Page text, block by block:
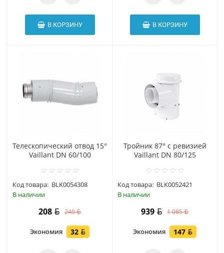
В КОРЗИНУ В КОРЗИНУ
Телескопический отвод 15°
Vaillant DN 60/100
Код товара: BLK0054308
В наличии
208 240
Экономия 32
Тройник 87° с ревизией
Vaillant DN 80/125
Код товара: BLK0052421
В наличии
939 1 085
Экономия 147